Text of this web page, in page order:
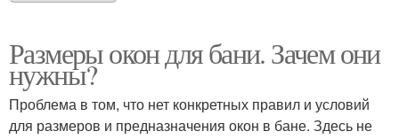
Размеры окон для бани. Зачем они
нужны?
Проблема в том, что нет конкретных правил и условий
для размеров и предназначения окон в бане. Здесь не